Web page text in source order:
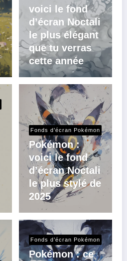
voici le fond
d’écran Noctali
le plus élégant
que tu verras
cette année
Fonds d’écran Pokémon
Pokémon :
voici le fond
d’écran Noctali
le plus stylé de
2025
Fonds d’écran Pokémon
Pokémon : ce